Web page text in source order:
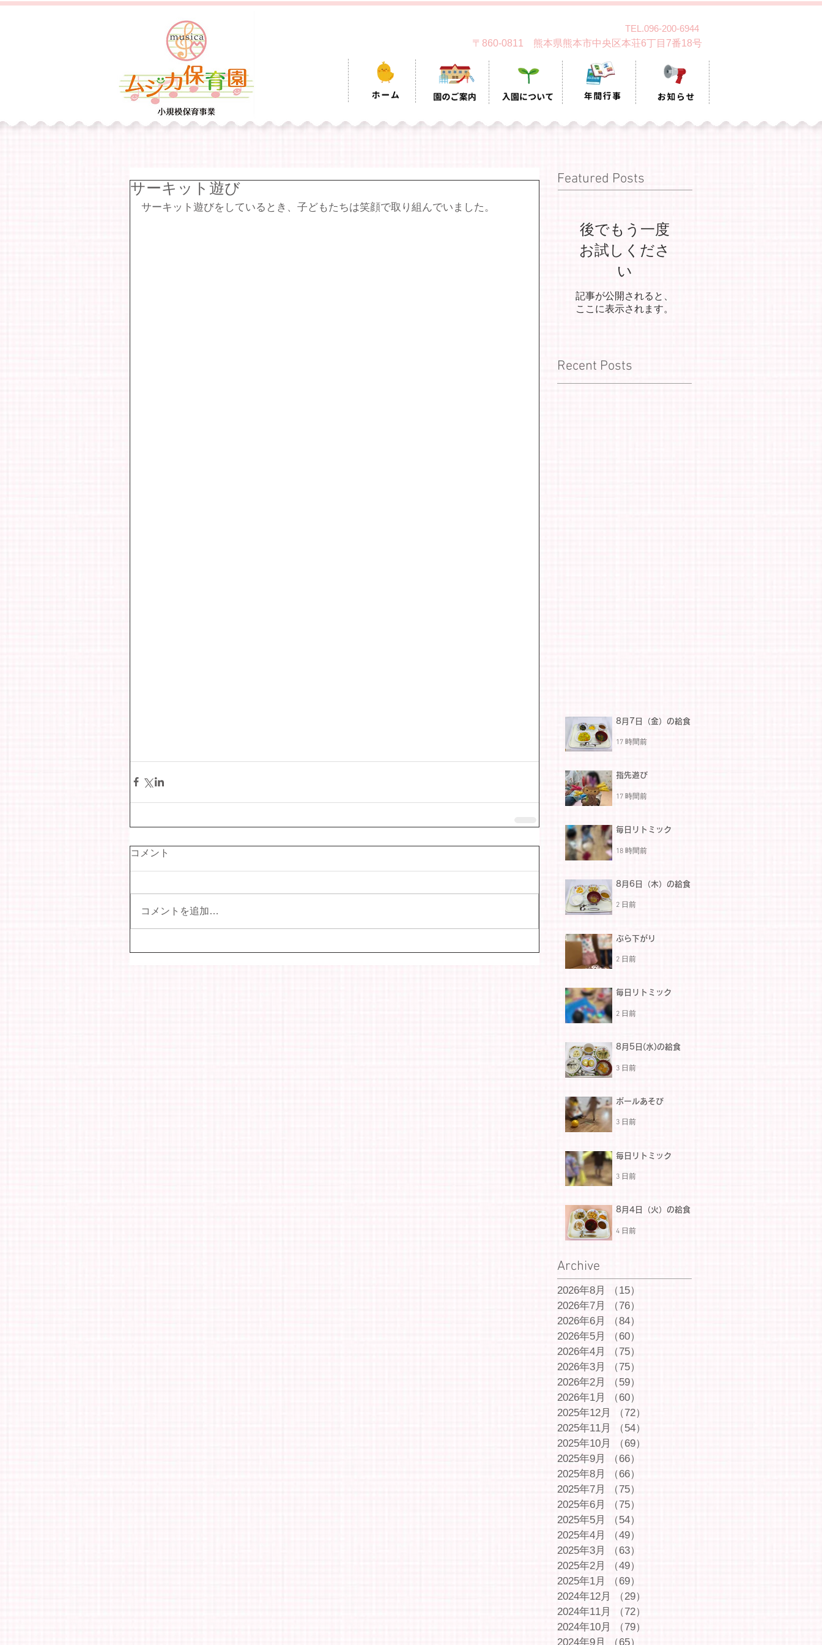
〒860-0811 熊本県熊本市中央区本荘6丁目7番18号
TEL.096-200-6944
サーキット遊び
サーキット遊びをしているとき、子どもたちは笑顔で取り組んでいました。
コメント
コメントを追加…
Featured Posts
後でもう一度
お試しくださ
い
記事が公開されると、
ここに表示されます。
Recent Posts
8月7日（金）の給食
17 時間前
指先遊び
17 時間前
毎日リトミック
18 時間前
8月6日（木）の給食
2 日前
ぶら下がり
2 日前
毎日リトミック
2 日前
8月5日(水)の給食
3 日前
ボールあそび
3 日前
毎日リトミック
3 日前
8月4日（火）の給食
4 日前
Archive
2026年8月 （15）
2026年7月
（76）
2026年6月
（84）
2026年5月
（60）
2026年4月
（75）
2026年3月
（75）
2026年2月
（59）
2026年1月
（60）
2025年12月
（72）
2025年11月
（54）
2025年10月
（69）
2025年9月
（66）
2025年8月
（66）
2025年7月
（75）
2025年6月
（75）
2025年5月
（54）
2025年4月
（49）
2025年3月
（63）
2025年2月
（49）
2025年1月
（69）
2024年12月
（29）
2024年11月
（72）
2024年10月
（79）
2024年9月
（65）